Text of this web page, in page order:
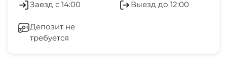
магазинам, находящимся в пешей доступности.
сделать ваш отдых незабываемым!
рынок
магазин продукты
Заезд с 14:00 Выезд до 12:00
Депозит не
требуется